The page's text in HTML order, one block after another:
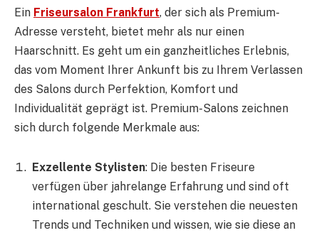
Ein Friseursalon Frankfurt, der sich als Premium-
Adresse versteht, bietet mehr als nur einen
Haarschnitt. Es geht um ein ganzheitliches Erlebnis,
das vom Moment Ihrer Ankunft bis zu Ihrem Verlassen
des Salons durch Perfektion, Komfort und
Individualität geprägt ist. Premium-Salons zeichnen
sich durch folgende Merkmale aus:
Exzellente Stylisten: Die besten Friseure
verfügen über jahrelange Erfahrung und sind oft
international geschult. Sie verstehen die neuesten
Trends und Techniken und wissen, wie sie diese an